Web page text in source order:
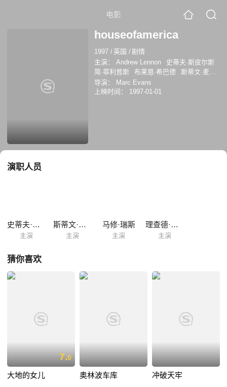
电影
houseofamerica
1997 / 英国 /剧情
主演：
Andrew Lennon
史蒂夫·斯皮尔斯
简·菲利普斯
布莱恩·希巴德
斯蒂文·麦金
托什
马修·瑞斯 理查德·哈林顿
导演：
Marc Evans
上映时间：
1997-01-01
演职人员
史蒂夫·斯皮尔斯
主演
斯蒂文·麦金托什
主演
马修·瑞斯
主演
理查德·哈林顿
主演
猜你喜欢
7.0
大地的女儿 奥林波车库 冲破天牢